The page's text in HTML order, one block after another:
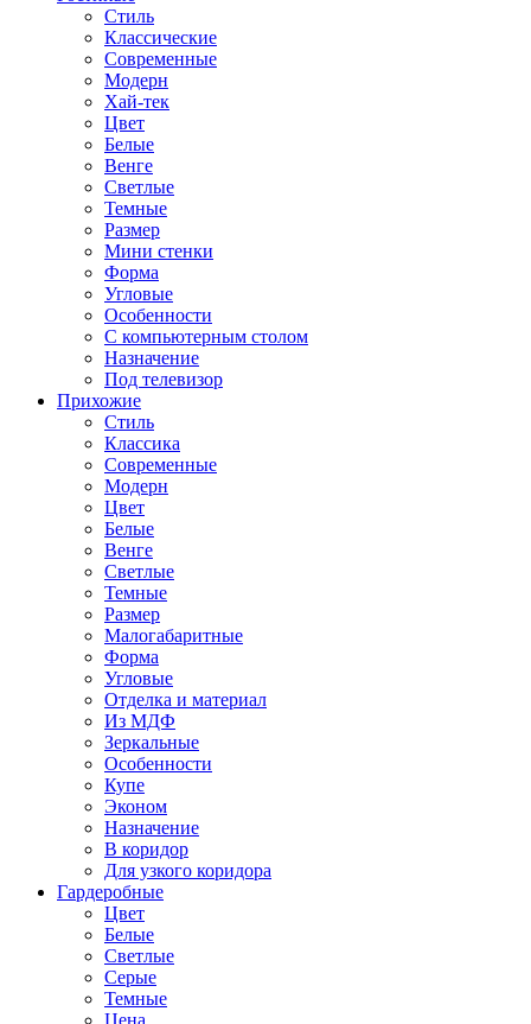
Стиль
Классические
Современные
Модерн
Хай-тек
Цвет
Белые
Венге
Светлые
Темные
Размер
Мини стенки
Форма
Угловые
Особенности
С компьютерным столом
Назначение
Под телевизор
Прихожие
Стиль
Классика
Современные
Модерн
Цвет
Белые
Венге
Светлые
Темные
Размер
Малогабаритные
Форма
Угловые
Отделка и материал
Из МДФ
Зеркальные
Особенности
Купе
Эконом
Назначение
В коридор
Для узкого коридора
Гардеробные
Цвет
Белые
Светлые
Серые
Темные
Цена